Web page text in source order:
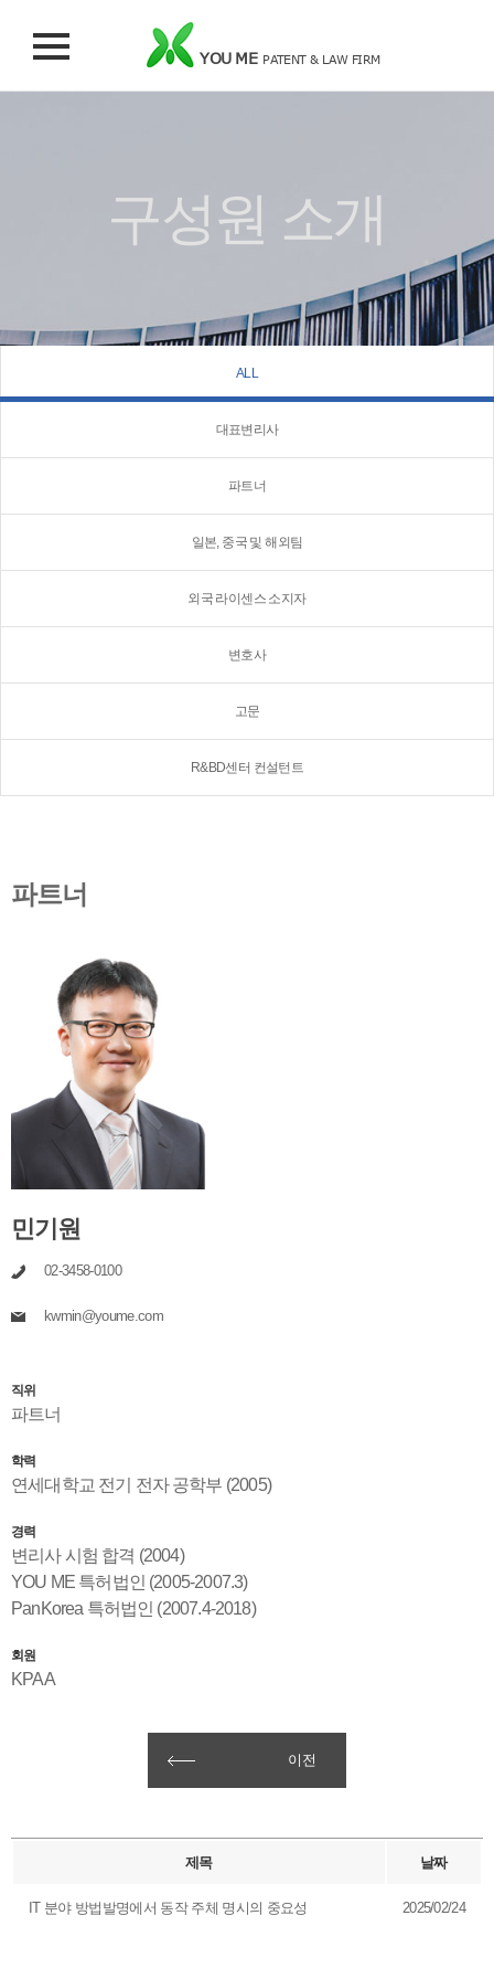
YOU ME PATENT & LAW FIRM
구성원 소개
ALL
대표변리사
파트너
일본, 중국 및 해외팀
외국 라이센스 소지자
변호사
고문
R&BD센터 컨설턴트
파트너
민기원
02-3458-0100
kwmin@youme.com
직위
파트너
학력
연세대학교 전기 전자 공학부 (2005)
경력
변리사 시험 합격 (2004)
YOU ME 특허법인 (2005-2007.3)
PanKorea 특허법인 (2007.4-2018)
회원
KPAA
이전
제목 날짜
IT 분야 방법발명에서 동작 주체 명시의 중요성 2025/02/24